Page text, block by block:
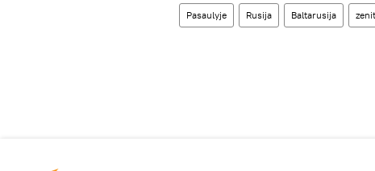
Pasaulyje Rusija Baltarusija